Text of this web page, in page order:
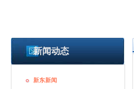
新闻动态
新东新闻